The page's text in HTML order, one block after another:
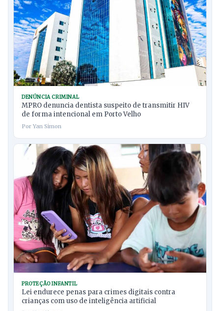
DENÚNCIA CRIMINAL
MPRO denuncia dentista suspeito de transmitir HIV
de forma intencional em Porto Velho
Por Yan Simon
PROTEÇÃO INFANTIL
Lei endurece penas para crimes digitais contra
crianças com uso de inteligência artificial